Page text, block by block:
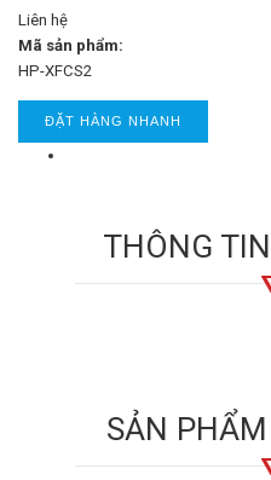
Liên hệ
Mã sản phẩm:
HP-XFCS2
ĐẶT HÀNG NHANH
THÔNG
SẢN